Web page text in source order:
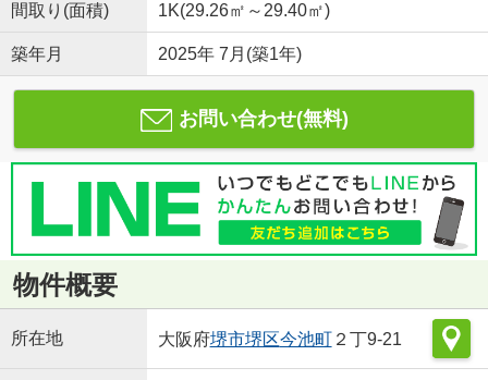
間取り(面積) 1K(29.26㎡～29.40㎡)
築年月 2025年 7月(築1年)
お問い合わせ(無料)
物件概要
所在地 大阪府堺市堺区今池町２丁9-21